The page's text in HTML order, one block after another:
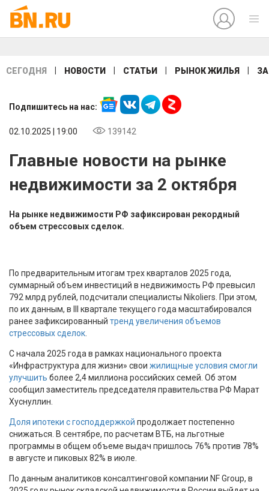
СЕГОДНЯ НОВОСТИ СТАТЬИ РЫНОК ЖИЛЬЯ
Подпишитесь на нас:
02.10.2025 | 19:00 139142
Главные новости на рынке
недвижимости за 2 октября
На рынке недвижимости РФ зафиксирован рекордный
объем стрессовых сделок.
По предварительным итогам трех кварталов 2025 года,
суммарный объем инвестиций в недвижимость РФ превысил
792 млрд рублей, подсчитали специалисты Nikoliers. При этом,
по их данным, в III квартале текущего года масштабировался
ранее зафиксированный тренд увеличения объемов
стрессовых сделок
С начала 2025 года в рамках национального проекта
«Инфраструктура для жизни» свои жилищные условия смогли
улучшить более 2,4 миллиона российских семей. Об этом
сообщил заместитель председателя правительства РФ Марат
Хуснуллин.
Доля ипотеки с господдержкой продолжает постепенно
снижаться. В сентябре, по расчетам ВТБ, на льготные
программы в общем объеме выдач пришлось 76% против 78%
в августе и пиковых 82% в июле.
По данным аналитиков консалтинговой компании NF Group, в